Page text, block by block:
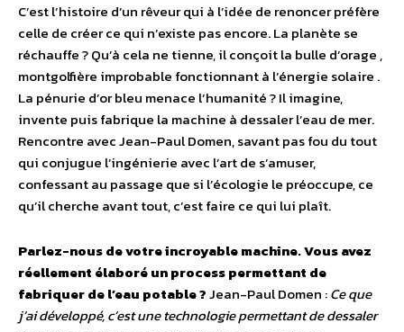
C’est l’histoire d’un rêveur qui à l’idée de renoncer préfère
celle de créer ce qui n’existe pas encore. La planète se
réchauffe ? Qu’à cela ne tienne, il conçoit la bulle d’orage ,
montgolfière improbable fonctionnant à l’énergie solaire .
La pénurie d’or bleu menace l’humanité ? Il imagine,
invente puis fabrique la machine à dessaler l’eau de mer.
Rencontre avec Jean-Paul Domen, savant pas fou du tout
qui conjugue l’ingénierie avec l’art de s’amuser,
confessant au passage que si l’écologie le préoccupe, ce
qu’il cherche avant tout, c’est faire ce qui lui plaît.
Parlez-nous de votre incroyable machine. Vous avez
réellement élaboré un process permettant de
fabriquer de l’eau potable ?Jean-Paul Domen :Ce que
j’ai développé, c’est une technologie permettant de dessaler